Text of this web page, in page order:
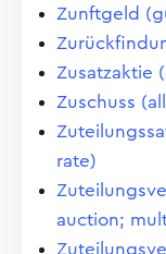
Zunftgeld
Zusatzaktie
Zuschuss
rate)
auction;